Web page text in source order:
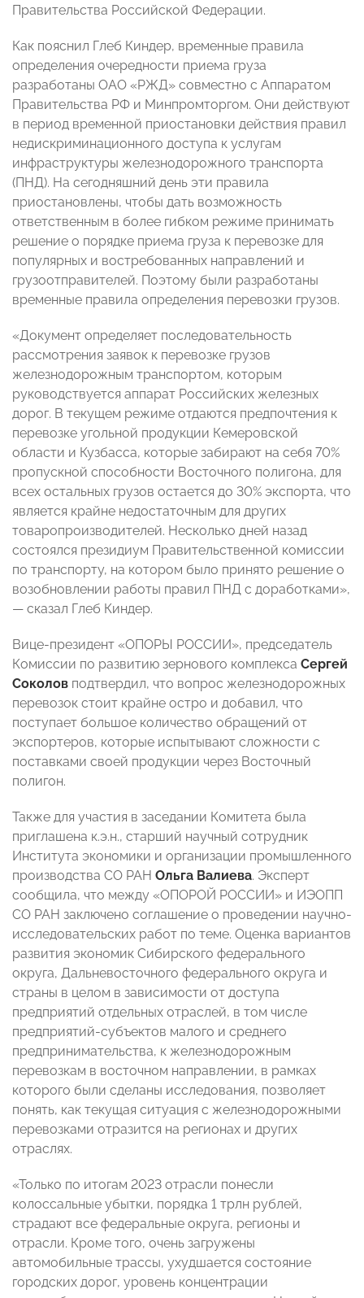
Правительства Российской Федерации.
Как пояснил Глеб Киндер, временные правила
определения очередности приема груза
разработаны ОАО «РЖД» совместно с Аппаратом
Правительства РФ и Минпромторгом. Они действуют
в период временной приостановки действия правил
недискриминационного доступа к услугам
инфраструктуры железнодорожного транспорта
(ПНД). На сегодняшний день эти правила
приостановлены, чтобы дать возможность
ответственным в более гибком режиме принимать
решение о порядке приема груза к перевозке для
популярных и востребованных направлений и
грузоотправителей. Поэтому были разработаны
временные правила определения перевозки грузов.
«Документ определяет последовательность
рассмотрения заявок к перевозке грузов
железнодорожным транспортом, которым
руководствуется аппарат Российских железных
дорог. В текущем режиме отдаются предпочтения к
перевозке угольной продукции Кемеровской
области и Кузбасса, которые забирают на себя 70%
пропускной способности Восточного полигона, для
всех остальных грузов остается до 30% экспорта, что
является крайне недостаточным для других
товаропроизводителей. Несколько дней назад
состоялся президиум Правительственной комиссии
по транспорту, на котором было принято решение о
возобновлении работы правил ПНД с доработками»,
— сказал Глеб Киндер.
Вице-президент «ОПОРЫ РОССИИ», председатель
Комиссии по развитию зернового комплекса Сергей
Соколов подтвердил, что вопрос железнодорожных
перевозок стоит крайне остро и добавил, что
поступает большое количество обращений от
экспортеров, которые испытывают сложности с
поставками своей продукции через Восточный
полигон.
Также для участия в заседании Комитета была
приглашена к.э.н., старший научный сотрудник
Института экономики и организации промышленного
производства СО РАН Ольга Валиева. Эксперт
сообщила, что между «ОПОРОЙ РОССИИ» и ИЭОПП
СО РАН заключено соглашение о проведении научно-
исследовательских работ по теме. Оценка вариантов
развития экономик Сибирского федерального
округа, Дальневосточного федерального округа и
страны в целом в зависимости от доступа
предприятий отдельных отраслей, в том числе
предприятий-субъектов малого и среднего
предпринимательства, к железнодорожным
перевозкам в восточном направлении, в рамках
которого были сделаны исследования, позволяет
понять, как текущая ситуация с железнодорожными
перевозками отразится на регионах и других
отраслях.
«Только по итогам 2023 отрасли понесли
колоссальные убытки, порядка 1 трлн рублей,
страдают все федеральные округа, регионы и
отрасли. Кроме того, очень загружены
автомобильные трассы, ухудшается состояние
городских дорог, уровень концентрации